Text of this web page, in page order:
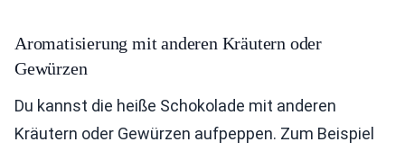
Aromatisierung mit anderen Kräutern oder
Gewürzen
Du kannst die heiße Schokolade mit anderen
Kräutern oder Gewürzen aufpeppen. Zum Beispiel